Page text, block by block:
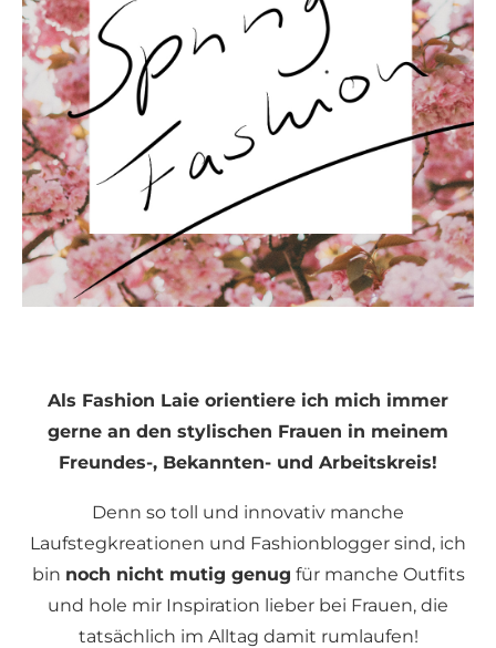
Als Fashion Laie orientiere ich mich immer
gerne an den stylischen Frauen in meinem
Freundes-, Bekannten- und Arbeitskreis!
Denn so toll und innovativ manche
Laufstegkreationen und Fashionblogger sind, ich
bin noch nicht mutig genug für manche Outfits
und hole mir Inspiration lieber bei Frauen, die
tatsächlich im Alltag damit rumlaufen!